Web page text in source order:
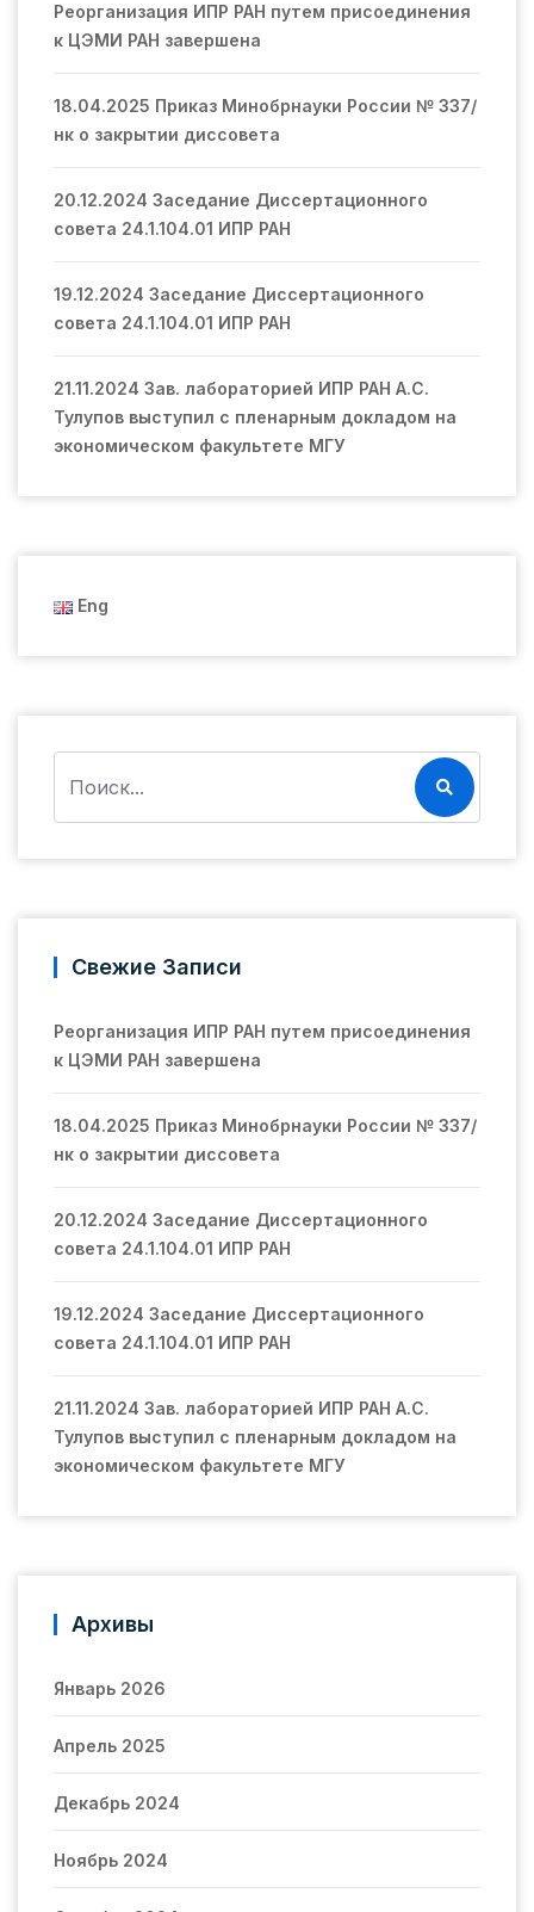
Реорганизация ИПР РАН путем присоединения
к ЦЭМИ РАН завершена
18.04.2025 Приказ Минобрнауки России № 337/
нк о закрытии диссовета
20.12.2024 Заседание Диссертационного
совета 24.1.104.01 ИПР РАН
19.12.2024 Заседание Диссертационного
совета 24.1.104.01 ИПР РАН
21.11.2024 Зав. лабораторией ИПР РАН А.С.
Тулупов выступил с пленарным докладом на
экономическом факультете МГУ
Eng
Свежие Записи
Реорганизация ИПР РАН путем присоединения
к ЦЭМИ РАН завершена
18.04.2025 Приказ Минобрнауки России № 337/
нк о закрытии диссовета
20.12.2024 Заседание Диссертационного
совета 24.1.104.01 ИПР РАН
19.12.2024 Заседание Диссертационного
совета 24.1.104.01 ИПР РАН
21.11.2024 Зав. лабораторией ИПР РАН А.С.
Тулупов выступил с пленарным докладом на
экономическом факультете МГУ
Архивы
Январь 2026
Апрель 2025
Декабрь 2024
Ноябрь 2024